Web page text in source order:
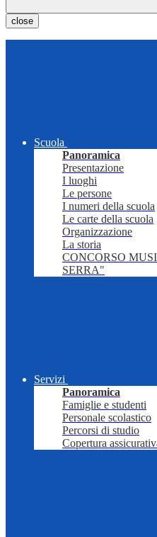
close
Scuola
Panoramica
Presentazione
I luoghi
Le persone
I numeri della scuola
Le carte della scuola
Organizzazione
La storia
CONCORSO
SERRA"
Servizi
Panoramica
Famiglie e studenti
Personale scolastico
Percorsi di studio
Copertura